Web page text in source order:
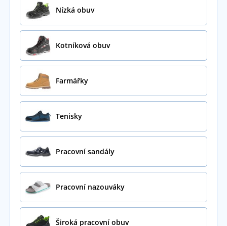
Nízká obuv
Kotníková obuv
Farmářky
Tenisky
Pracovní sandály
Pracovní nazouváky
Široká pracovní obuv